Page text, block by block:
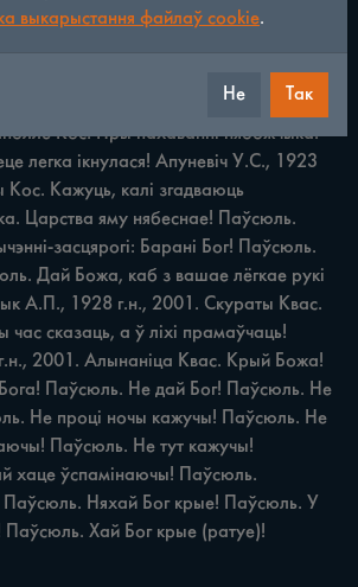
была зямелька! Шчурко М.А.,
Кос. Пры пахаванні нябожчыка.
легка ікнулася! Апуневіч У.С., 1923
Кос. Кажуць, калі згадваюць
Царства яму нябеснае! Паўсюль.
засцярогі: Барані Бог! Паўсюль.
Дай Божа, каб з вашае лёгкае рукі
А.П., 1928 г.н., 2001. Скураты Квас.
сказаць, а ў ліхі прамаўчаць!
2001. Алынаніца Квас. Крый Божа!
Бога! Паўсюль. Не дай Бог! Паўсюль. Не
Не проці ночы кажучы! Паўсюль. Не
Паўсюль. Не тут кажучы!
хаце ўспамінаючы! Паўсюль.
Няхай Бог крые! Паўсюль. У
Хай Бог крые (ратуе)!
выкарыстання файлаў cookie.
Не Так